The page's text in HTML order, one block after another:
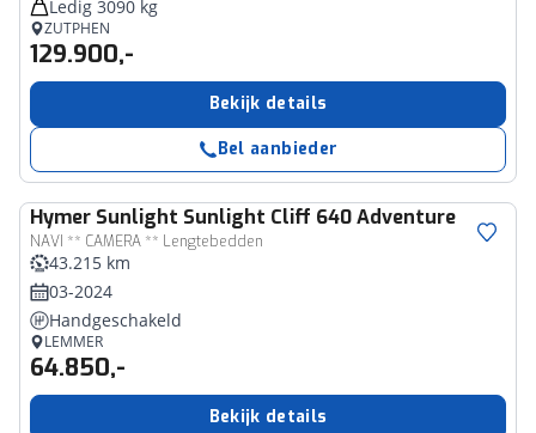
Ledig 3090 kg
ZUTPHEN
129.900,-
Bekijk details
Bel aanbieder
Hymer Sunlight Sunlight Cliff 640 Adventure
NAVI ** CAMERA ** Lengtebedden
43.215 km
03-2024
Handgeschakeld
LEMMER
64.850,-
Bekijk details